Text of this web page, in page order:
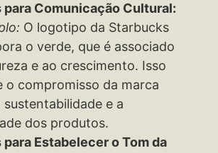
para Comunicação Cultural:
O logotipo da Starbucks
o verde, que é associado
e ao crescimento. Isso
o compromisso da marca
sustentabilidade e a
dos produtos.
para Estabelecer o Tom da